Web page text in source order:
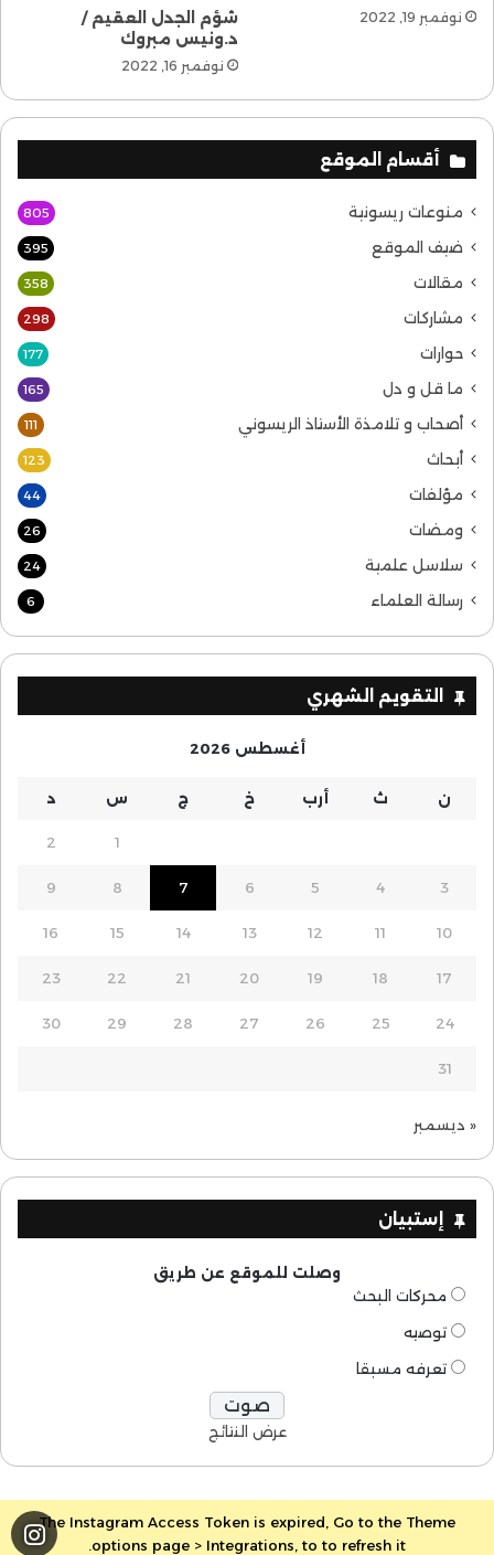
نوفمبر 19, 2022
شؤم الجدل العقيم /
د.ونيس مبروك
نوفمبر 16, 2022
أقسام الموقع
منوعات ريسونية 805
ضيف الموقع 395
مقالات 358
مشاركات 298
حوارات 177
ما قل و دل 165
أصحاب و تلامذة الأستاذ الريسوني 111
أبحاث 123
مؤلفات 44
ومضات 26
سلاسل علمية 24
رسالة العلماء 6
التقويم الشهري
أغسطس 2026
ن ث أرب خ ج س د
1
2
3
4
5
6
7
8
9
10
11
12
13
14
15
16
17
18
19
20
21
22
23
24
25
26
27
28
29
30
31
« ديسمبر
إستبيان
وصلت للموقع عن طريق
محركات البحث
توصيه
تعرفه مسبقا
عرض النتائج
The Instagram Access Token is expired, Go to the Theme
options page > Integrations, to to refresh it.